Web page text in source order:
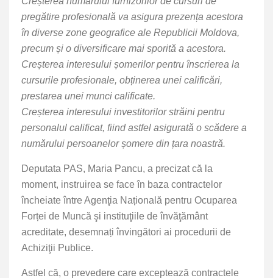
pregătire profesională va asigura prezența acestora
în diverse zone geografice ale Republicii Moldova,
precum și o diversificare mai sporită a acestora.
Creșterea interesului șomerilor pentru înscrierea la
cursurile profesionale, obținerea unei calificări,
prestarea unei munci calificate.
Creșterea interesului investitorilor străini pentru
personalul calificat, fiind astfel asigurată o scădere a
numărului persoanelor șomere din țara noastră.
Deputata PAS, Maria Pancu, a precizat că la
moment, instruirea se face în baza contractelor
încheiate între Agenţia Națională pentru Ocuparea
Forței de Muncă şi instituţiile de învăţământ
acreditate, desemnați învingători ai procedurii de
Achiziţii Publice.
Astfel că, o prevedere care exceptează contractele